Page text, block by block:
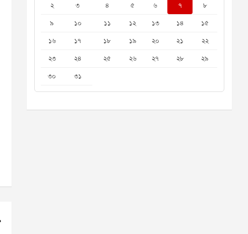
২
৩ ৪ ৫ ৬ ৭
৮
৯
১০ ১১ ১২ ১৩ ১৪
১৫
১৬
১৭ ১৮ ১৯ ২০ ২১
২২
২৩
২৪ ২৫ ২৬ ২৭ ২৮
২৯
৩০
৩১